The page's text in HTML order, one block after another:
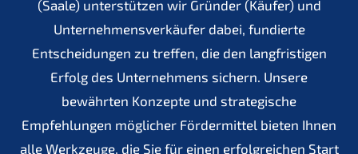
(Saale) unterstützen wir Gründer (Käufer) und
Unternehmensverkäufer dabei, fundierte
Entscheidungen zu treffen, die den langfristigen
Erfolg des Unternehmens sichern. Unsere
bewährten Konzepte und strategische
Empfehlungen möglicher Fördermittel bieten Ihnen
alle Werkzeuge, die Sie für einen erfolgreichen Start